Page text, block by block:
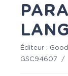
Éditeur :
GSC94607
/